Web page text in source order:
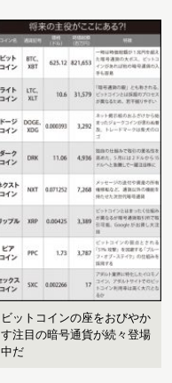
ビットコインの座をおびやか
す注目の暗号通貨が続々登場
中だ